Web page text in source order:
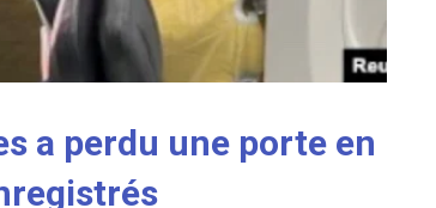
a perdu une porte en